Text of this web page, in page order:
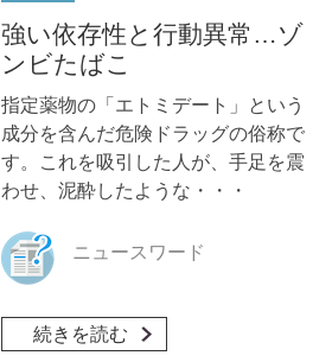
強い依存性と行動異常…ゾ
ンビたばこ
指定薬物の「エトミデート」という
成分を含んだ危険ドラッグの俗称で
す。これを吸引した人が、手足を震
わせ、泥酔したような・・・
ニュースワード
続きを読む